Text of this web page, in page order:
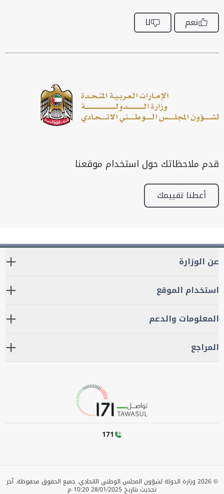
نعم لا
قدم ملاحظاتك حول استخدام موقعنا
أعطنا تقييمك
عن الوزارة
استخدام الموقع
المعلومات والدعم
المراجع
171
©
2026 وزارة الدولة لشؤون المجلس الوطني الاتحادي. جميع الحقوق محفوظة.آخر
تحديث بتاريخ 28/01/2025 10:20 م